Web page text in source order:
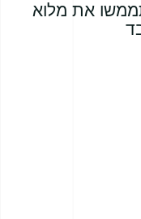
את מלוא